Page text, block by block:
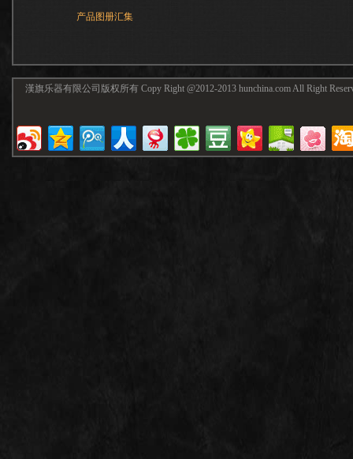
产品图册汇集
漢旗乐器有限公司版权所有 Copy Right @2012-2013 hunchina.com All Right